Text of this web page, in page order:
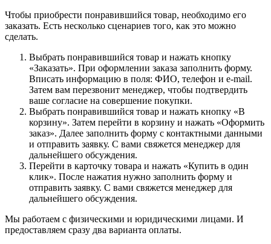
Чтобы приобрести понравившийся товар, необходимо его
заказать. Есть несколько сценариев того, как это можно
сделать.
Выбрать понравившийся товар и нажать кнопку
«Заказать». При оформлении заказа заполнить форму.
Вписать информацию в поля: ФИО, телефон и e-mail.
Затем вам перезвонит менеджер, чтобы подтвердить
ваше согласие на совершение покупки.
Выбрать понравившийся товар и нажать кнопку «В
корзину». Затем перейти в корзину и нажать «Оформить
заказ». Далее заполнить форму с контактными данными
и отправить заявку. С вами свяжется менеджер для
дальнейшего обсуждения.
Перейти в карточку товара и нажать «Купить в один
клик». После нажатия нужно заполнить форму и
отправить заявку. С вами свяжется менеджер для
дальнейшего обсуждения.
Мы работаем с физическими и юридическими лицами. И
предоставляем сразу два варианта оплаты.